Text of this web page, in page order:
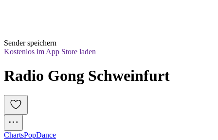
Sender speichern
Kostenlos im App Store laden
Radio Gong Schweinfurt
ChartsPopDance